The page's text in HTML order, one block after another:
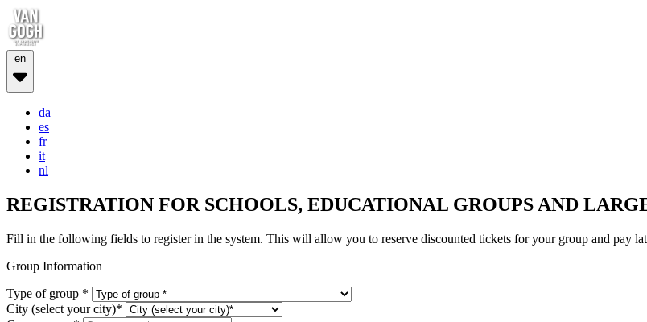
en
da
es
fr
it
nl
REGISTRATION FOR SCHOOLS, EDUCATIONAL GROUPS AND
Fill in the following fields to register in the system. This will allow you to reserve discounted tickets for your group and pay
Group Information
Type of group *
City (select your city)*